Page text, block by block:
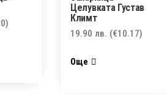
Целувката Густав
Климт
19.90лв. (€10.17)
Още